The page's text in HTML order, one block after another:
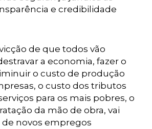
e credibilidade
de que todos vão
a economia, fazer o
o custo de produção
o custo dos tributos
para os mais pobres, o
da mão de obra, vai
novos empregos